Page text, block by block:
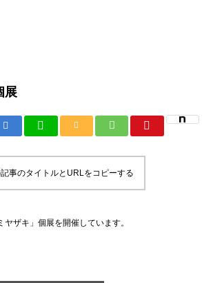
展
事のタイトルとURLをコピーする
ザキ」個展を開催しています。